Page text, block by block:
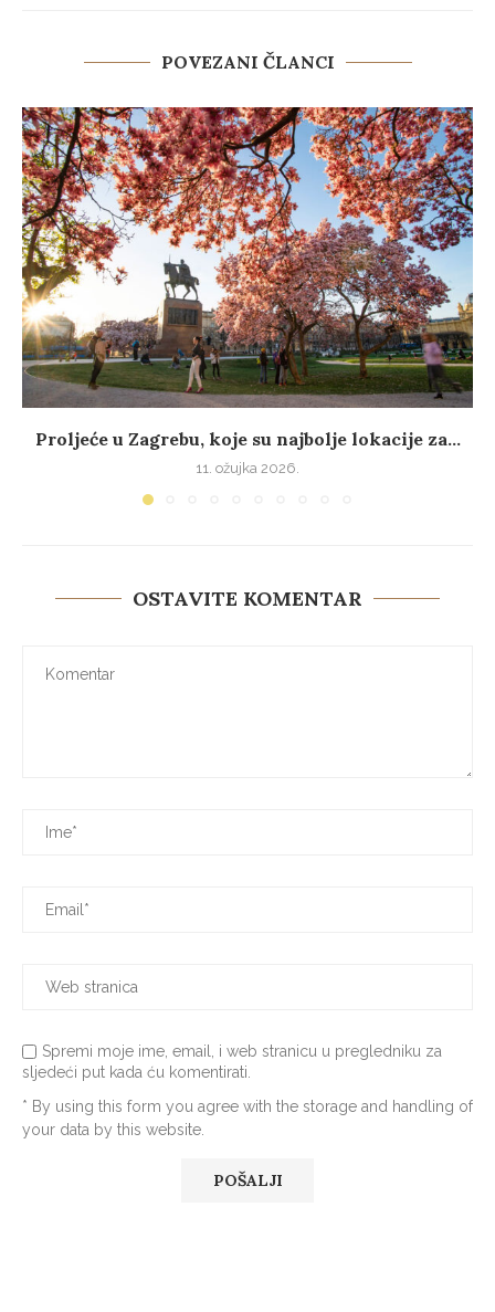
POVEZANI ČLANCI
Proljeće u Zagrebu, koje su najbolje lokacije za...
11. ožujka 2026.
OSTAVITE KOMENTAR
Spremi moje ime, email, i web stranicu u pregledniku za
sljedeći put kada ću komentirati.
* By using this form you agree with the storage and handling of
your data by this website.